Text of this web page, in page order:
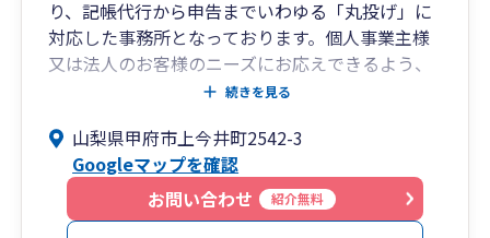
り、記帳代行から申告までいわゆる「丸投げ」に
対応した事務所となっております。個人事業主様
又は法人のお客様のニーズにお応えできるよう、
日々のやり取りやご相談を通して様々なご提案を
また、ビデオ通話やチャット等のリモートでの
ご依頼もお受けすることができます。経理や税金
に関してお悩みの際は、お気軽にご相談くださ
続きを見る
山梨県甲府市上今井町2542-3
Googleマップを確認
お問い合わせ
紹介無料